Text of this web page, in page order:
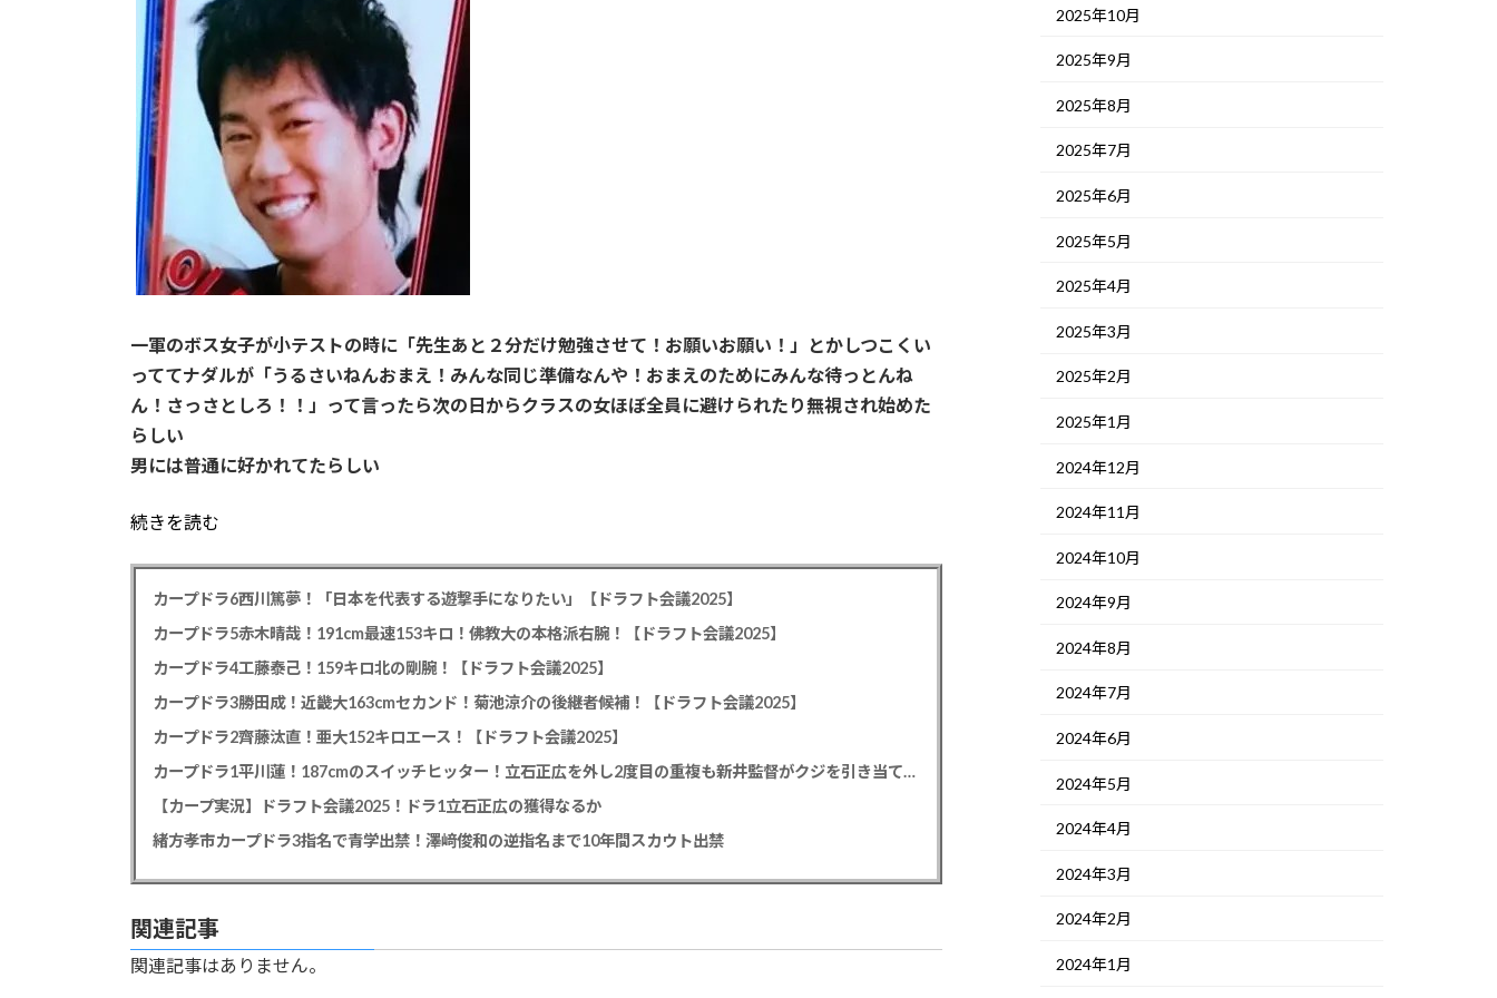
一軍のボス女子が小テストの時に「先生あと２分だけ勉強させて！お願いお願い！」とかしつこくい
っててナダルが「うるさいねんおまえ！みんな同じ準備なんや！おまえのためにみんな待っとんね
ん！さっさとしろ！！」って言ったら次の日からクラスの女ほぼ全員に避けられたり無視され始めた
らしい
男には普通に好かれてたらしい
続きを読む
カープドラ6西川篤夢！「日本を代表する遊撃手になりたい」【ドラフト会議2025】
カープドラ5赤木晴哉！191cm最速153キロ！佛教大の本格派右腕！【ドラフト会議2025】
カープドラ4工藤泰己！159キロ北の剛腕！【ドラフト会議2025】
カープドラ3勝田成！近畿大163cmセカンド！菊池涼介の後継者候補！【ドラフト会議2025】
カープドラ2齊藤汰直！亜大152キロエース！【ドラフト会議2025】
カープドラ1平川蓮！187cmのスイッチヒッター！立石正広を外し2度目の重複も新井監督がクジを引き当てる！【ドラフト会議2025】
【カープ実況】ドラフト会議2025！ドラ1立石正広の獲得なるか
緒方孝市カープドラ3指名で青学出禁！澤﨑俊和の逆指名まで10年間スカウト出禁
関連記事
関連記事はありません。
2025年10月
2025年9月
2025年8月
2025年7月
2025年6月
2025年5月
2025年4月
2025年3月
2025年2月
2025年1月
2024年12月
2024年11月
2024年10月
2024年9月
2024年8月
2024年7月
2024年6月
2024年5月
2024年4月
2024年3月
2024年2月
2024年1月